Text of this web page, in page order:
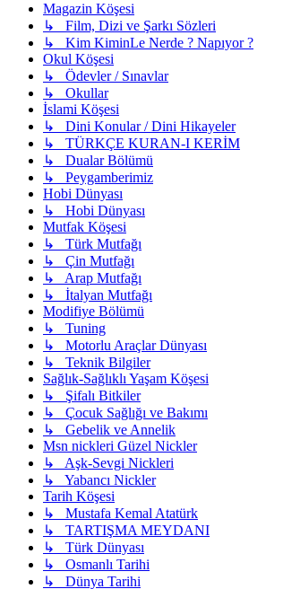
Magazin Köşesi
↳ Film, Dizi ve Şarkı Sözleri
↳ Kim KiminLe Nerde ? Napıyor ?
Okul Köşesi
↳ Ödevler / Sınavlar
↳ Okullar
İslami Köşesi
↳ Dini Konular / Dini Hikayeler
↳ TÜRKÇE KURAN-I KERİM
↳ Dualar Bölümü
↳ Peygamberimiz
Hobi Dünyası
↳ Hobi Dünyası
Mutfak Köşesi
↳ Türk Mutfağı
↳ Çin Mutfağı
↳ Arap Mutfağı
↳ İtalyan Mutfağı
Modifiye Bölümü
↳ Tuning
↳ Motorlu Araçlar Dünyası
↳ Teknik Bilgiler
Sağlık-Sağlıklı Yaşam Köşesi
↳ Şifalı Bitkiler
↳ Çocuk Sağlığı ve Bakımı
↳ Gebelik ve Annelik
Msn nickleri Güzel Nickler
↳ Aşk-Sevgi Nickleri
↳ Yabancı Nickler
Tarih Köşesi
↳ Mustafa Kemal Atatürk
↳ TARTIŞMA MEYDANI
↳ Türk Dünyası
↳ Osmanlı Tarihi
↳ Dünya Tarihi